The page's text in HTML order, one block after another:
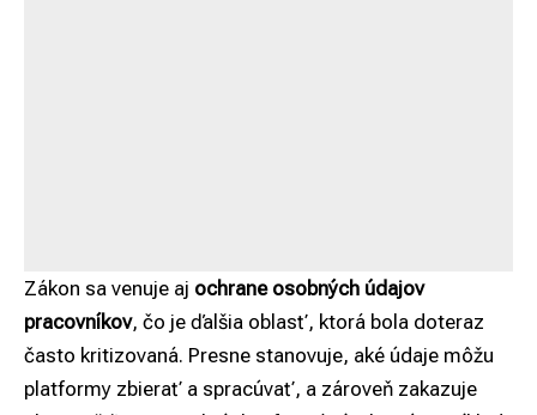
Zákon sa venuje aj ochrane osobných údajov
pracovníkov, čo je ďalšia oblasť, ktorá bola doteraz
často kritizovaná. Presne stanovuje, aké údaje môžu
platformy zbierať a spracúvať, a zároveň zakazuje